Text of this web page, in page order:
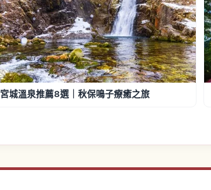
宮城溫泉推薦8選｜秋保鳴子療癒之旅